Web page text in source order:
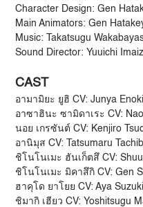
Character Design: Gen
Main Animators: Gen
Music: Takatsugu
Sound Director: Yuuichi
CAST
อามามิยะ ยูฮิ CV: Junya Enoki
อาซาฮินะ ซามิดาเระ CV:
นอย เกรซันต์ CV: Kenjiro
อานิมุส CV: Tatsumaru
ชิโนโนเมะ ฮันเก็ตสึ CV:
ชิโนโนเมะ มิคาสึกิ CV: Gen
ฮาคุโด ยาโยย CV: Aya Suzuki
ชิมากิ เฮียว CV: Yoshitsugu